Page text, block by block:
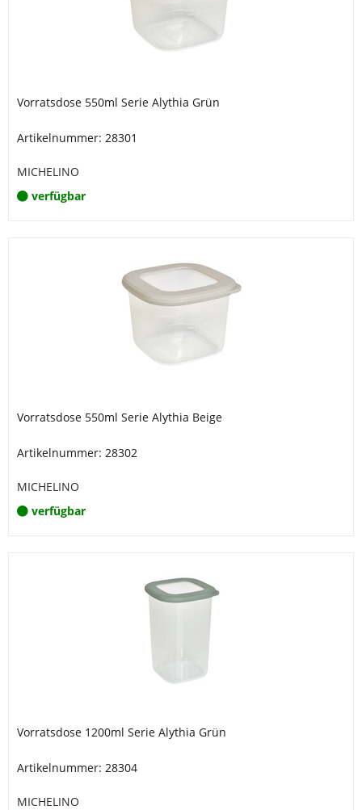
Vorratsdose 550ml Serie Alythia Grün
Artikelnummer: 28301
MICHELINO
verfügbar
Vorratsdose 550ml Serie Alythia Beige
Artikelnummer: 28302
MICHELINO
verfügbar
Vorratsdose 1200ml Serie Alythia Grün
Artikelnummer: 28304
MICHELINO